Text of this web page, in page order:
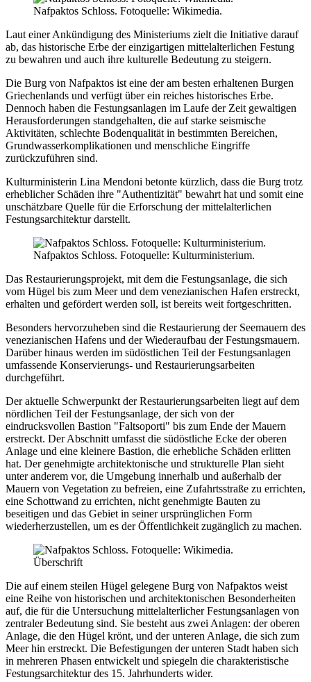
Nafpaktos Schloss. Fotoquelle: Wikimedia.
Laut einer Ankündigung des Ministeriums zielt die Initiative darauf
ab, das historische Erbe der einzigartigen mittelalterlichen Festung
zu bewahren und auch ihre kulturelle Bedeutung zu steigern.
Die Burg von Nafpaktos ist eine der am besten erhaltenen Burgen
Griechenlands und verfügt über ein reiches historisches Erbe.
Dennoch haben die Festungsanlagen im Laufe der Zeit gewaltigen
Herausforderungen standgehalten, die auf starke seismische
Aktivitäten, schlechte Bodenqualität in bestimmten Bereichen,
Grundwasserkomplikationen und menschliche Eingriffe
zurückzuführen sind.
Kulturministerin Lina Mendoni betonte kürzlich, dass die Burg trotz
erheblicher Schäden ihre "Authentizität" bewahrt hat und somit eine
unschätzbare Quelle für die Erforschung der mittelalterlichen
Festungsarchitektur darstellt.
Nafpaktos Schloss. Fotoquelle: Kulturministerium.
Das Restaurierungsprojekt, mit dem die Festungsanlage, die sich
vom Hügel bis zum Meer und dem venezianischen Hafen erstreckt,
erhalten und gefördert werden soll, ist bereits weit fortgeschritten.
Besonders hervorzuheben sind die Restaurierung der Seemauern des
venezianischen Hafens und der Wiederaufbau der Festungsmauern.
Darüber hinaus werden im südöstlichen Teil der Festungsanlagen
umfassende Konservierungs- und Restaurierungsarbeiten
durchgeführt.
Der aktuelle Schwerpunkt der Restaurierungsarbeiten liegt auf dem
nördlichen Teil der Festungsanlage, der sich von der
eindrucksvollen Bastion "Faltsoporti" bis zum Ende der Mauern
erstreckt. Der Abschnitt umfasst die südöstliche Ecke der oberen
Anlage und eine kleinere Bastion, die erhebliche Schäden erlitten
hat. Der genehmigte architektonische und strukturelle Plan sieht
unter anderem vor, die Umgebung innerhalb und außerhalb der
Mauern von Vegetation zu befreien, eine Zufahrtsstraße zu errichten,
eine Schottwand zu errichten, nicht genehmigte Bauten zu
beseitigen und das Gebiet in seiner ursprünglichen Form
wiederherzustellen, um es der Öffentlichkeit zugänglich zu machen.
Überschrift
Die auf einem steilen Hügel gelegene Burg von Nafpaktos weist
eine Reihe von historischen und architektonischen Besonderheiten
auf, die für die Untersuchung mittelalterlicher Festungsanlagen von
zentraler Bedeutung sind. Sie besteht aus zwei Anlagen: der oberen
Anlage, die den Hügel krönt, und der unteren Anlage, die sich zum
Meer hin erstreckt. Die Befestigungen der unteren Stadt haben sich
in mehreren Phasen entwickelt und spiegeln die charakteristische
Festungsarchitektur des 15. Jahrhunderts wider.